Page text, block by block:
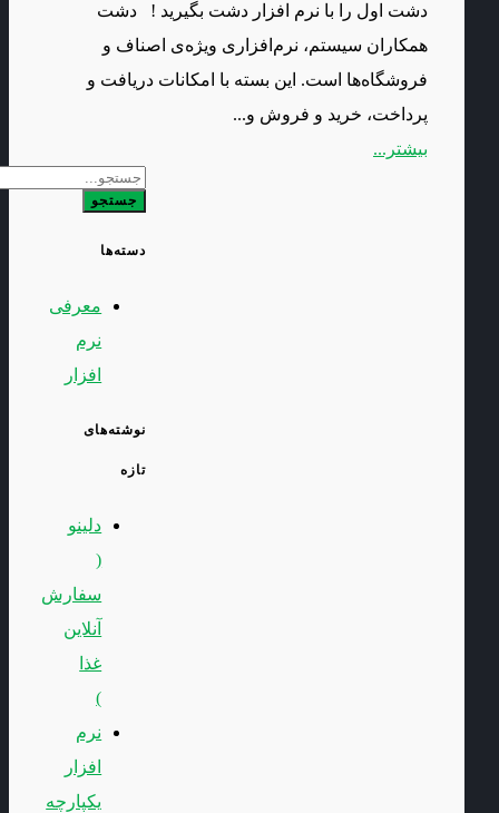
دشت اول را با نرم افزار دشت بگیرید ! دشت
همکاران سیستم، نرم‌افزاری ویژه‌ی اصناف و
فروشگاه‌ها است. این بسته با امکانات دریافت و
پرداخت، خرید و فروش و...
بیشتر...
دسته‌ها
معرفی
نوشته‌های
دلینو
سفارش
نرم
یکپارچه